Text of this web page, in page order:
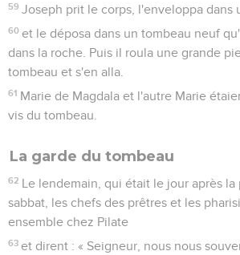
59 Joseph prit le corps, l'enveloppa dans
60 et le déposa dans un tombeau neuf
dans la roche. Puis il roula une grande
tombeau et s'en alla.
61 Marie de Magdala et l'autre Marie
vis du tombeau.
La garde du tombeau
62 Le lendemain, qui était le jour après la
sabbat, les chefs des prêtres et les
ensemble chez Pilate
63 et dirent : « Seigneur, nous nous